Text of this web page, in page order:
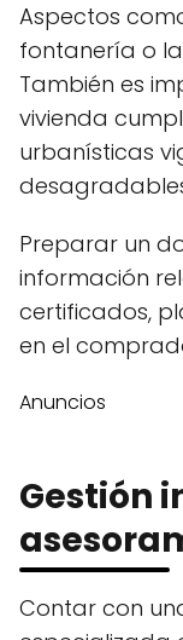
Aspectos
fontanería o
También es
vivienda
urbanísticas
Preparar un
información
certificados,
en el
Anuncios
Gestión
Contar con